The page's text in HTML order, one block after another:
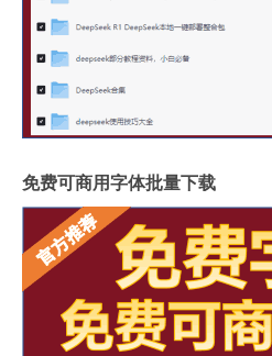
免费可商用字体批量下载